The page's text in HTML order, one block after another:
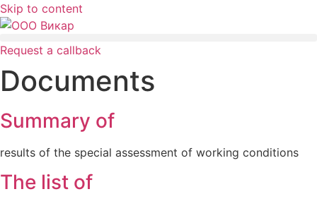
Skip to content
Request a callback
Documents
Summary of
results of the special assessment of working conditions
The list of